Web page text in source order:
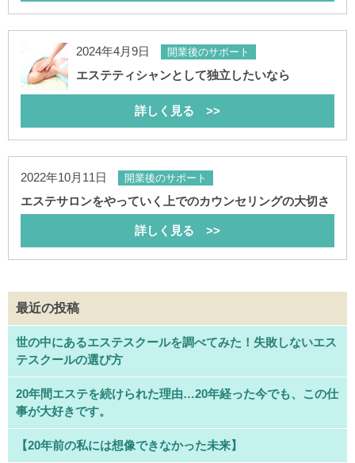
2024年4月9日 開業後のサポート
エステティシャンとして独立したいなら
詳しく見る >>
2022年10月11日 開業後のサポート
エステサロンをやっていく上でのカウンセリングの大切さ
詳しく見る >>
最近の投稿
世の中にあるエステスクールを調べてみた！失敗しないエス
テスクールの選び方
20年間エステを続けられた理由…20年経った今でも、この仕
事が大好きです。
【20年前の私には想像できなかった未来】